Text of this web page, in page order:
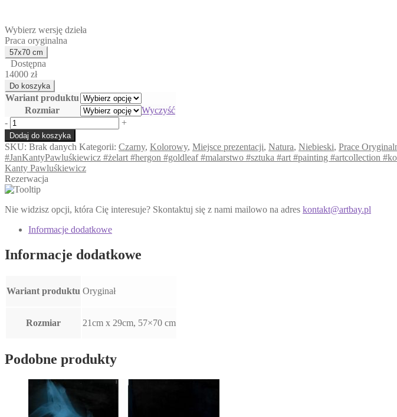
Wybierz wersję dzieła
Praca oryginalna
Dostępna
14000 zł
Wariant produktu
Rozmiar
Wyczyść
ilość
Piscic
Libido
- +
Dodaj do koszyka
SKU: Brak danych Kategorii: Czarny, Kolorowy, Miejsce prezentacji, Natura, Niebieski, Prace
#JanKantyPawluśkiewicz #żelart #hergon #goldleaf #malarstwo #sztuka #art #painting #artcollection
Kanty Pawluśkiewicz
Rezerwacja
Nie widzisz opcji, która Cię interesuje? Skontaktuj się z nami mailowo na adres kontakt@artbay.pl
Informacje dodatkowe
Informacje dodatkowe
Wariant produktu Oryginał
Rozmiar 21cm x 29cm, 57×70 cm
Podobne produkty